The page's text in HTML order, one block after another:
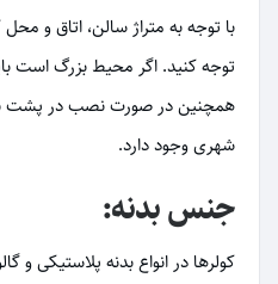
با توجه به متراژ سالن، اتاق و
توجه کنید. اگر محیط بزرگ است
همچنین در صورت نصب در پشت
شهری وجود دارد.
جنس بدنه:
کولرها در انواع بدنه پلاستیکی و